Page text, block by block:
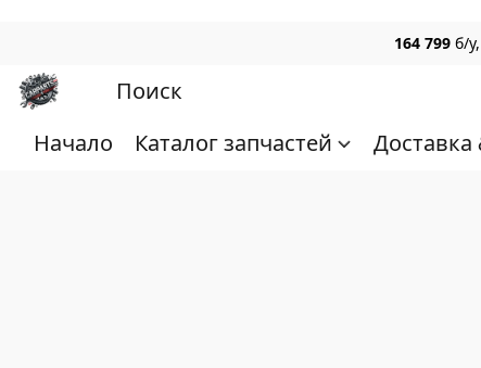
164 799 б/
Начало Каталог запчастей